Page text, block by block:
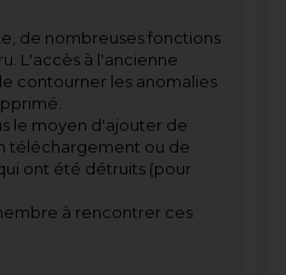
de nombreuses fonctions
L'accès à l'ancienne
contourner les anomalies
le moyen d'ajouter de
téléchargement ou de
ont été détruits (pour
à rencontrer ces